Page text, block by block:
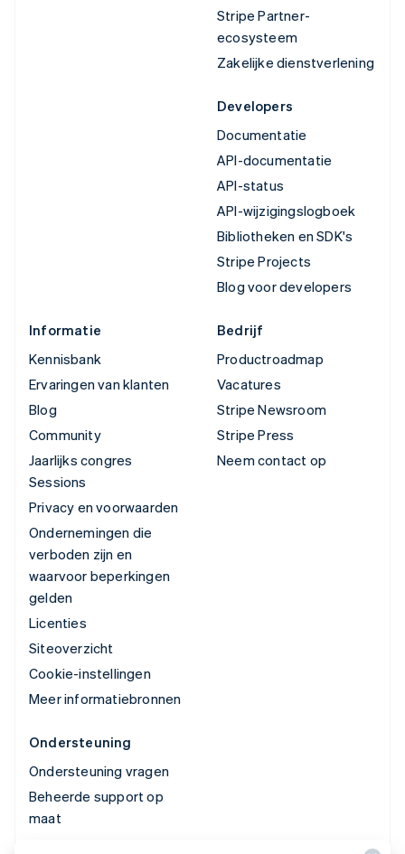
Stripe Partner-
ecosysteem
Zakelijke dienstverlening
Developers
Documentatie
API-documentatie
API-status
API-wijzigingslogboek
Bibliotheken en SDK's
Stripe Projects
Blog voor developers
Informatie
Kennisbank
Ervaringen van klanten
Blog
Community
Jaarlijks congres
Sessions
Privacy en voorwaarden
Ondernemingen die
verboden zijn en
waarvoor beperkingen
gelden
Licenties
Siteoverzicht
Cookie-instellingen
Meer informatiebronnen
Bedrijf
Productroadmap
Vacatures
Stripe Newsroom
Stripe Press
Neem contact op
Ondersteuning
Ondersteuning vragen
Beheerde support op
maat